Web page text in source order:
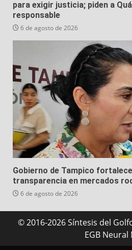
para exigir justicia; piden a
responsable
6 de agosto de 2026
Gobierno de Tampico
transparencia en mercados
6 de agosto de 2026
© 2016-2026 Síntesis del
EGB Neural